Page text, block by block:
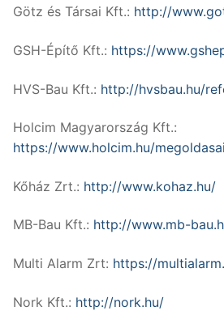
Götz és Társai Kft.: http://
GSH-Építő Kft.: https://
HVS-Bau Kft.: http://hvsbau.hu/
Holcim Magyarország Kft.:
https://www.holcim.hu/
Kőház Zrt.: http://www.kohaz.hu/
MB-Bau Kft.: http://www.mb-
Multi Alarm Zrt: https://
Nork Kft.: http://nork.hu/